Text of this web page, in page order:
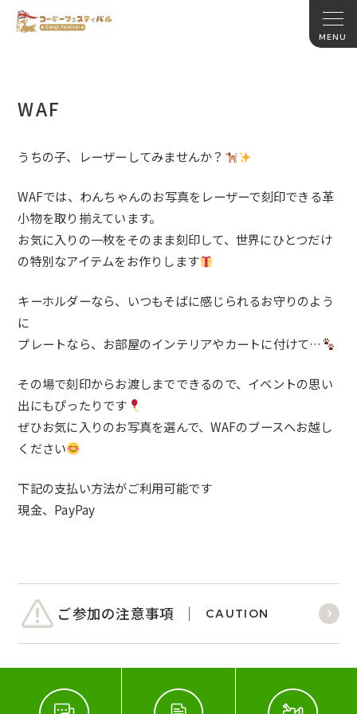
WAF
うちの子、レーザーしてみませんか？
WAFでは、わんちゃんのお写真をレーザーで刻印できる革
小物を取り揃えています。
お気に入りの一枚をそのまま刻印して、世界にひとつだけ
の特別なアイテムをお作りします
キーホルダーなら、いつもそばに感じられるお守りのよう
に
プレートなら、お部屋のインテリアやカートに付けて…
その場で刻印からお渡しまでできるので、イベントの思い
出にもぴったりです
ぜひお気に入りのお写真を選んで、WAFのブースへお越し
ください
下記の支払い方法がご利用可能です
現金、PayPay
ご参加の注意事項 CAUTION